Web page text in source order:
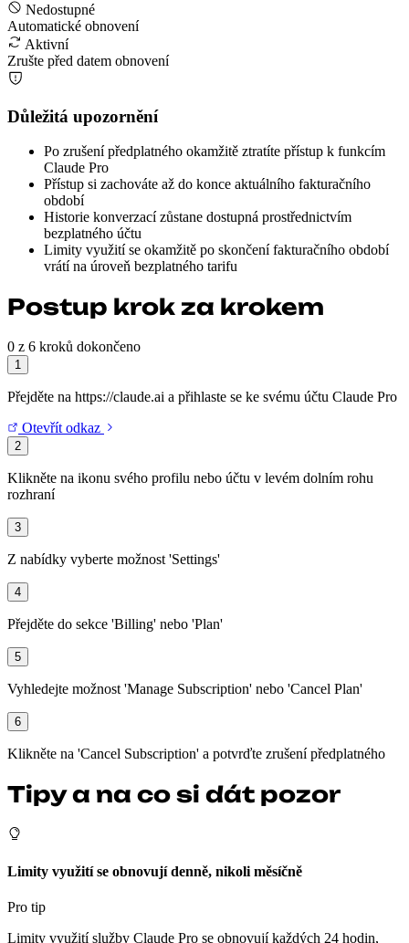
Nedostupné
Automatické obnovení
Aktivní
Zrušte před datem obnovení
Důležitá upozornění
Po zrušení předplatného okamžitě ztratíte přístup k funkcím
Claude Pro
Přístup si zachováte až do konce aktuálního fakturačního
období
Historie konverzací zůstane dostupná prostřednictvím
bezplatného účtu
Limity využití se okamžitě po skončení fakturačního období
vrátí na úroveň bezplatného tarifu
Postup krok za krokem
0 z 6 kroků dokončeno
1
Přejděte na https://claude.ai a přihlaste se ke svému účtu Claude Pro
Otevřít odkaz
2
Klikněte na ikonu svého profilu nebo účtu v levém dolním rohu
rozhraní
3
Z nabídky vyberte možnost 'Settings'
4
Přejděte do sekce 'Billing' nebo 'Plan'
5
Vyhledejte možnost 'Manage Subscription' nebo 'Cancel Plan'
6
Klikněte na 'Cancel Subscription' a potvrďte zrušení předplatného
Tipy a na co si dát pozor
Limity využití se obnovují denně, nikoli měsíčně
Pro tip
Limity využití služby Claude Pro se obnovují každých 24 hodin,